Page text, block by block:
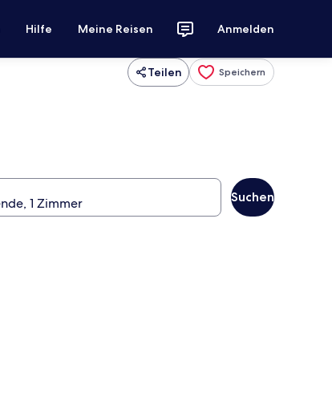
Hilfe Meine Reisen Anmelden
Teilen Speichern
Suchen